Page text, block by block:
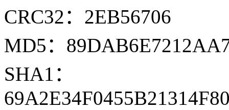
CRC32：2EB56706
MD5：
SHA1：